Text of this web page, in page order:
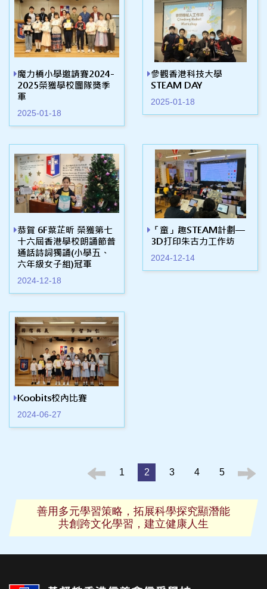
魔力橋小學邀請賽2024-
2025榮獲學校團隊獎季
軍
2025-01-18
參觀香港科技大學
STEAM DAY
2025-01-18
恭賀 6F葉芷昕 榮獲第七
十六屆香港學校朗誦節普
通話詩詞獨誦(小學五、
六年級女子組)冠軍
2024-12-18
「童」趣STEAM計劃—
3D打印朱古力工作坊
2024-12-14
Koobits校內比賽
2024-06-27
1 2 3 4 5
善用多元學習策略，拓展科學探究顯潛能
共創跨文化學習，建立健康人生